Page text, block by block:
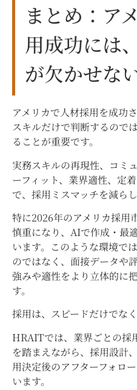
まとめ：ア
用成功には
が欠かせな
アメリカで人材採用を成功
スキルだけで判断するので
ることが重要です。
実務スキルの再現性、コミ
ーフィット、業界適性、定
で、採用ミスマッチを減ら
特に2026年のアメリカ採用
慎重になり、AIで作成・最
います。このような環境で
のではなく、面接データや
強みや適性をより立体的に
す。
採用は、スピードだけでなく
HRAITでは、業界ごとの採
を踏まえながら、採用設計
用決定後のアフターフォロ
います。